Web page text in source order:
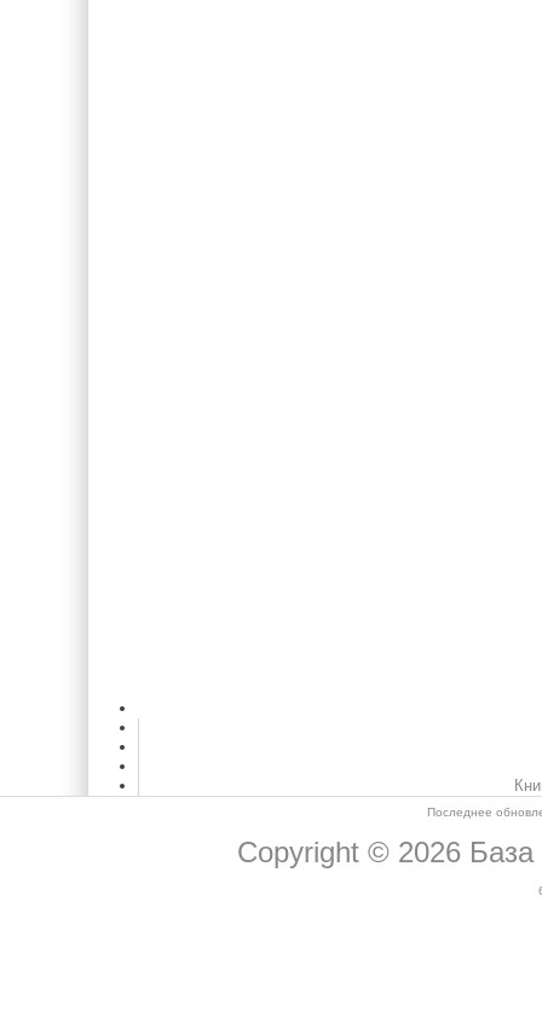
Последнее
Copyright © 2026 База